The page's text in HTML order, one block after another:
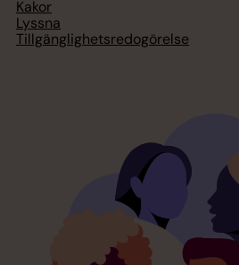
Kakor
Lyssna
Tillgänglighetsredogörelse